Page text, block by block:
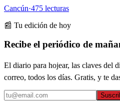
Cancún·475 lecturas
📰 Tu edición de hoy
Recibe el periódico de
El diario para hojear, las claves del
correo, todos los días. Gratis, y te